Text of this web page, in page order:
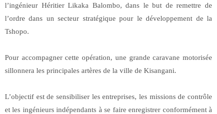
l’ingénieur Héritier Likaka Balombo, dans le but de remettre de
l’ordre dans un secteur stratégique pour le développement de la
Tshopo.
Pour accompagner cette opération, une grande caravane motorisée
sillonnera les principales artères de la ville de Kisangani.
L’objectif est de sensibiliser les entreprises, les missions de contrôle
et les ingénieurs indépendants à se faire enregistrer conformément à